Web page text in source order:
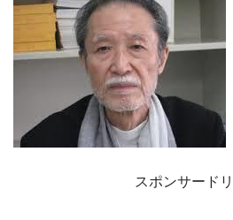
スポンサード